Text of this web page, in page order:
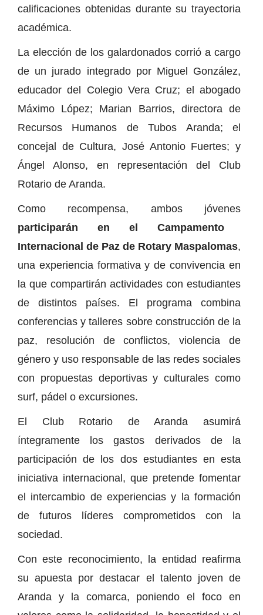
calificaciones obtenidas durante su trayectoria
académica.
La elección de los galardonados corrió a cargo
de un jurado integrado por Miguel González,
educador del Colegio Vera Cruz; el abogado
Máximo López; Marian Barrios, directora de
Recursos Humanos de Tubos Aranda; el
concejal de Cultura, José Antonio Fuertes; y
Ángel Alonso, en representación del Club
Rotario de Aranda.
Como recompensa, ambos jóvenes
participarán en el Campamento
Internacional de Paz de Rotary Maspalomas,
una experiencia formativa y de convivencia en
la que compartirán actividades con estudiantes
de distintos países. El programa combina
conferencias y talleres sobre construcción de la
paz, resolución de conflictos, violencia de
género y uso responsable de las redes sociales
con propuestas deportivas y culturales como
surf, pádel o excursiones.
El Club Rotario de Aranda asumirá
íntegramente los gastos derivados de la
participación de los dos estudiantes en esta
iniciativa internacional, que pretende fomentar
el intercambio de experiencias y la formación
de futuros líderes comprometidos con la
sociedad.
Con este reconocimiento, la entidad reafirma
su apuesta por destacar el talento joven de
Aranda y la comarca, poniendo el foco en